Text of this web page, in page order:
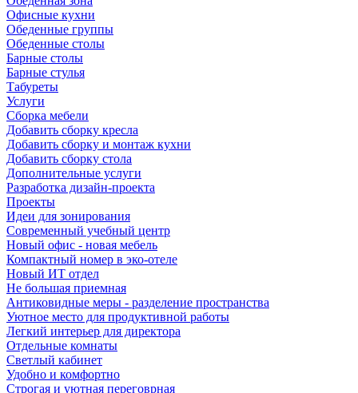
Офисные кухни
Обеденные группы
Обеденные столы
Барные столы
Барные стулья
Табуреты
Услуги
Сборка мебели
Добавить сборку кресла
Добавить сборку и монтаж кухни
Добавить сборку стола
Дополнительные услуги
Разработка дизайн-проекта
Проекты
Идеи для зонирования
Современный учебный центр
Новый офис - новая мебель
Компактный номер в эко-отеле
Новый ИТ отдел
Не большая приемная
Антиковидные меры - разделение пространства
Уютное место для продуктивной работы
Легкий интерьер для директора
Отдельные комнаты
Светлый кабинет
Удобно и комфортно
Строгая и уютная переговрная